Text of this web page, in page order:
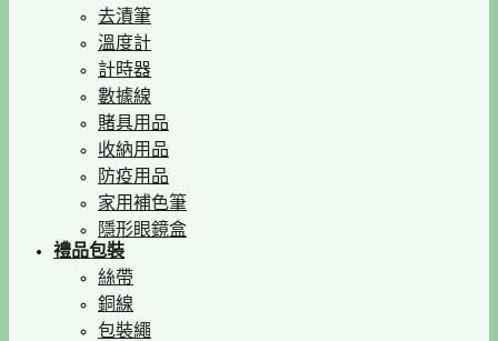
去漬筆
溫度計
計時器
數據線
賭具用品
收納用品
防疫用品
家用補色筆
隱形眼鏡盒
禮品包裝
絲帶
銅線
包裝繩